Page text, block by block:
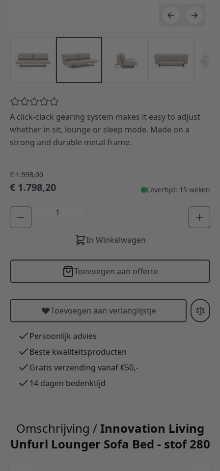
A click-clack gearing system makes it easy to adjust
whether in sit, lounge or sleep mode. Made on a
strong and durable metal frame.
€ 1.998,00
€ 1.798,20 Levertijd: 15 weken
Aantal
In Winkelwagen
Toevoegen aan offerte
Toevoegen aan verlanglijstje
Persoonlijk advies
Beste kwaliteitsproducten
Gratis verzending vanaf €50,-
14 dagen bedenktijd
Omschrijving /Innovation Living
Unfurl Lounger Sofa Bed - stof 280